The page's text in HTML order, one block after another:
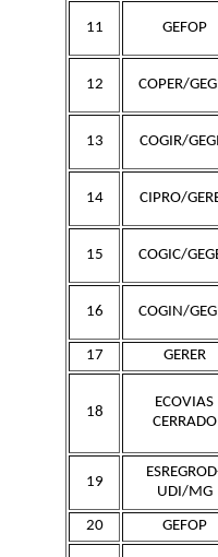
11 GEFOP
12 COPER/
13 COGIR/
14 CIPRO/
15 COGIC/
16 COGIN/
17 GERER
18
ECOVIAS
CERRADO
19
UDI/MG
20 GEFOP